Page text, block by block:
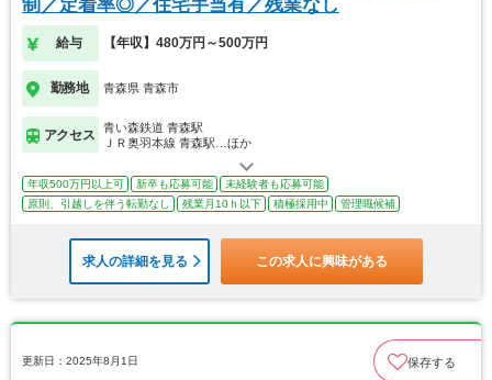
制／定着率◎／住宅手当有／残業なし
給与 【年収】480万円～500万円
勤務地 青森県 青森市
アクセス
青い森鉄道 青森駅
ＪＲ奥羽本線 青森駅…ほか
年収500万円以上可 新卒も応募可能
未経験者も応募可能
原則、引越しを伴う転勤なし
残業月10ｈ以下 積極採用中 管理職候補
求人の詳細を見る この求人に興味がある
更新日：2025年8月1日 保存する